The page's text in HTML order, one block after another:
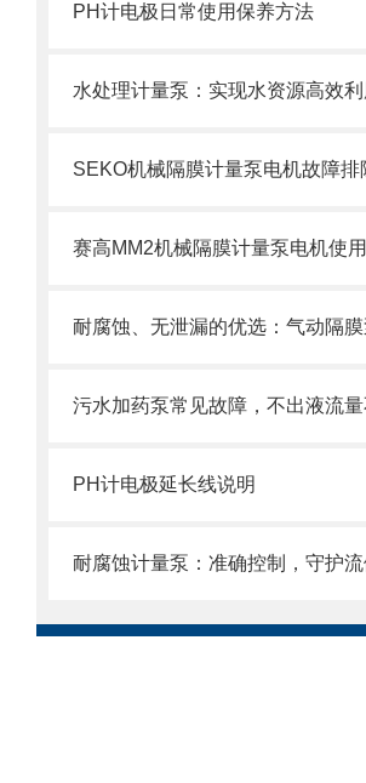
PH计电极日常使用保养方法
赛高MM2机械隔膜计量泵电机使
PH计电极延长线说明